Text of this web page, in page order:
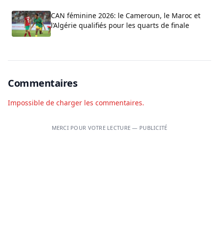
CAN féminine 2026: le Cameroun, le Maroc et
l’Algérie qualifiés pour les quarts de finale
Commentaires
Impossible de charger les commentaires.
MERCI POUR VOTRE LECTURE — PUBLICITÉ